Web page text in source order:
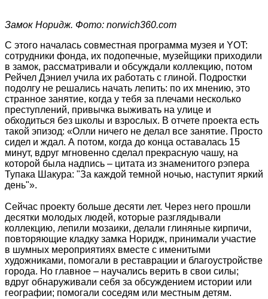
Замок Норидж. Фото: norwich360.com
С этого началась совместная программа музея и YOT:
сотрудники фонда, их подопечные, музейщики приходили
в замок, рассматривали и обсуждали коллекцию, потом
Рейчел Дэниел учила их работать с глиной. Подростки
подолгу не решались начать лепить: по их мнению, это
странное занятие, когда у тебя за плечами несколько
преступлений, привычка выживать на улице и
обходиться без школы и взрослых. В отчете проекта есть
такой эпизод: «Олли ничего не делал все занятие. Просто
сидел и ждал. А потом, когда до конца оставалась 15
минут, вдруг мгновенно сделал прекрасную чашу, на
которой была надпись – цитата из знаменитого рэпера
Тупака Шакура: "За каждой темной ночью, наступит яркий
день"».
Сейчас проекту больше десяти лет. Через него прошли
десятки молодых людей, которые разглядывали
коллекцию, лепили мозаики, делали глиняные кирпичи,
повторяющие кладку замка Норидж, принимали участие
в шумных мероприятиях вместе с именитыми
художниками, помогали в реставрации и благоустройстве
города. Но главное – научались верить в свои силы;
вдруг обнаруживали себя за обсуждением истории или
географии; помогали соседям или местным детям.